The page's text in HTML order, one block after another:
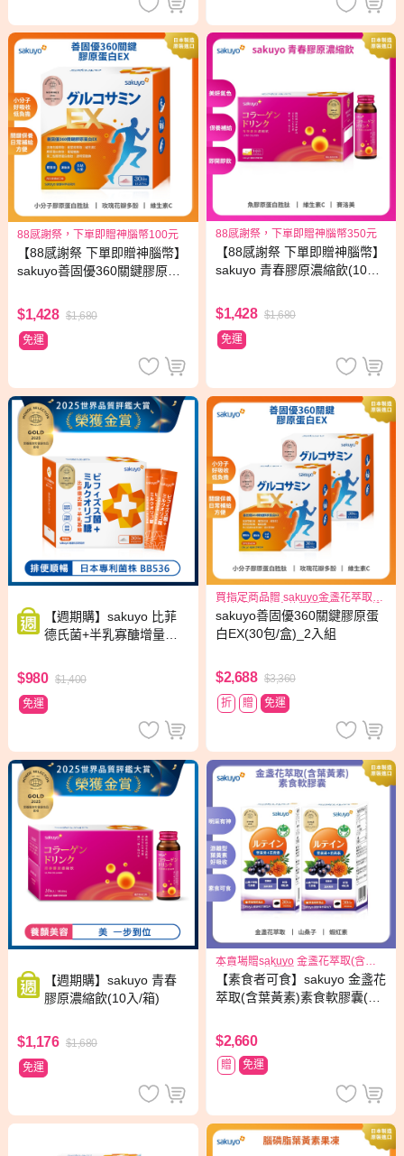
88感謝祭，下單即贈神腦幣100元
【88感謝祭 下單即贈神腦幣】
sakuyo善固優360關鍵膠原蛋
$1,428 $1,680
免運
88感謝祭，下單即贈神腦幣350元
【88感謝祭 下單即贈神腦幣】
sakuyo 青春膠原濃縮飲(10入/
$1,428 $1,680
免運
【週期購】sakuyo 比菲
德氏菌+半乳寡醣增量版
$980 $1,400
免運
買指定商品贈 sakuyo金盞花萃取
(含葉黃素)素食軟膠囊(食品)三日份
sakuyo善固優360關鍵膠原蛋
白EX(30包/盒)_2入組
$2,688 $3,360
折
贈 免運
【週期購】sakuyo 青春
膠原濃縮飲(10入/箱)
$1,176 $1,680
免運
本賣場贈sakuyo 金盞花萃取(含葉
黃素)素食軟膠囊(食品)(30顆/瓶)*1
【素食者可食】sakuyo 金盞花
萃取(含葉黃素)素食軟膠囊(食
$2,660
贈 免運